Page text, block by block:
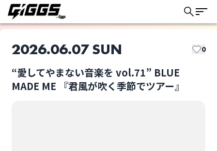
2026.06.07 SUN 0
“愛してやまない音楽を vol.71” BLUE
MADE ME 『君風が吹く季節でツアー』
このライブの取り置きは終了しました